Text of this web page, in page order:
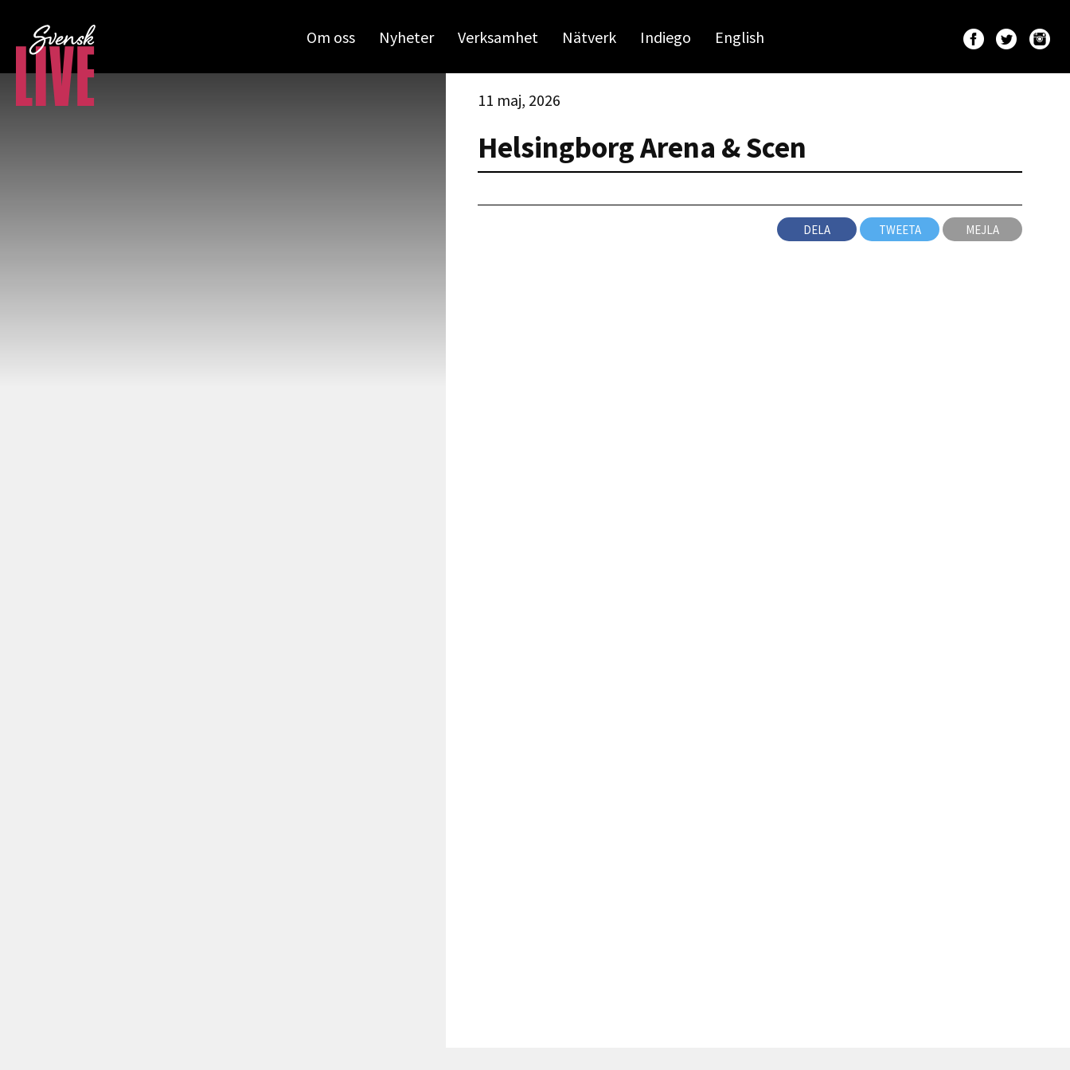
Om oss Nyheter Verksamhet Nätverk Indiego English
11 maj, 2026
Helsingborg Arena & Scen
DELA TWEETA MEJLA